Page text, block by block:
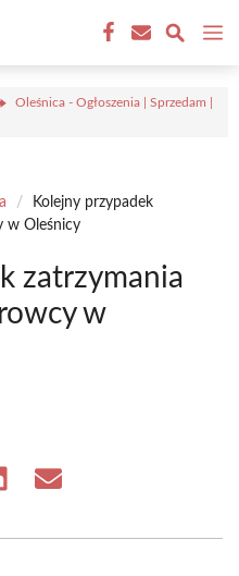
Oleśnica - Ogłoszenia | Sprzedam |
/
Kolejny przypadek
w Oleśnicy
zatrzymania
w
Share